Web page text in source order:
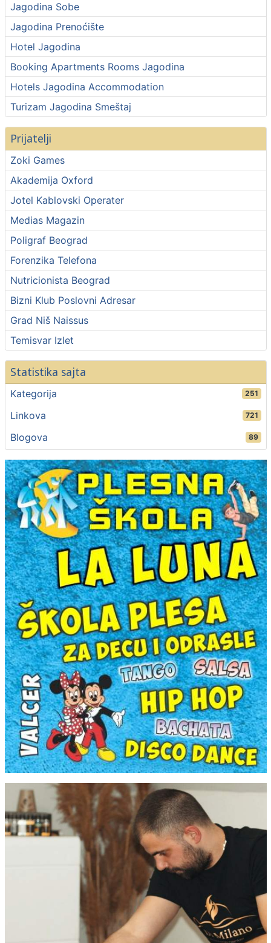
Jagodina Sobe
Jagodina Prenoćište
Hotel Jagodina
Booking Apartments Rooms Jagodina
Hotels Jagodina Accommodation
Turizam Jagodina Smeštaj
Prijatelji
Zoki Games
Akademija Oxford
Jotel Kablovski Operater
Medias Magazin
Poligraf Beograd
Forenzika Telefona
Nutricionista Beograd
Bizni Klub Poslovni Adresar
Grad Niš Naissus
Temisvar Izlet
Statistika sajta
Kategorija 251
Linkova 721
Blogova 89